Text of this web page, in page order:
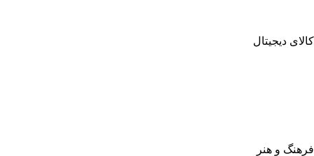
کالای دیجیتال
فرهنگ و هنر